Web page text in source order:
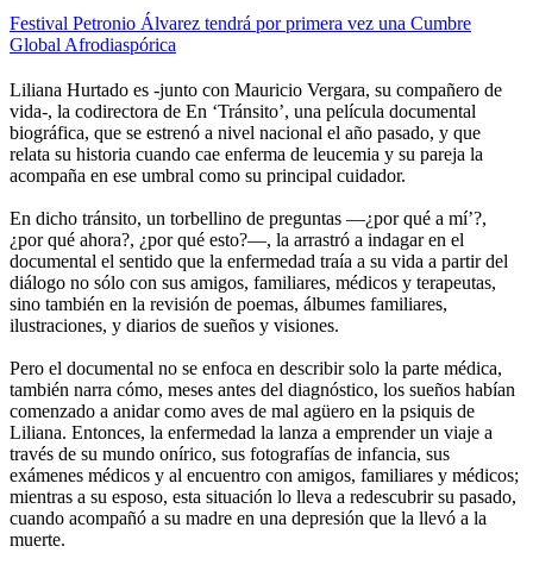
Festival Petronio Álvarez tendrá por primera vez una Cumbre
Global Afrodiaspórica
Liliana Hurtado es -junto con Mauricio Vergara, su compañero de
vida-, la codirectora de En ‘Tránsito’, una película documental
biográfica, que se estrenó a nivel nacional el año pasado, y que
relata su historia cuando cae enferma de leucemia y su pareja la
acompaña en ese umbral como su principal cuidador.
En dicho tránsito, un torbellino de preguntas —¿por qué a mí’?,
¿por qué ahora?, ¿por qué esto?—, la arrastró a indagar en el
documental el sentido que la enfermedad traía a su vida a partir del
diálogo no sólo con sus amigos, familiares, médicos y terapeutas,
sino también en la revisión de poemas, álbumes familiares,
ilustraciones, y diarios de sueños y visiones.
Pero el documental no se enfoca en describir solo la parte médica,
también narra cómo, meses antes del diagnóstico, los sueños habían
comenzado a anidar como aves de mal agüero en la psiquis de
Liliana. Entonces, la enfermedad la lanza a emprender un viaje a
través de su mundo onírico, sus fotografías de infancia, sus
exámenes médicos y al encuentro con amigos, familiares y médicos;
mientras a su esposo, esta situación lo lleva a redescubrir su pasado,
cuando acompañó a su madre en una depresión que la llevó a la
muerte.